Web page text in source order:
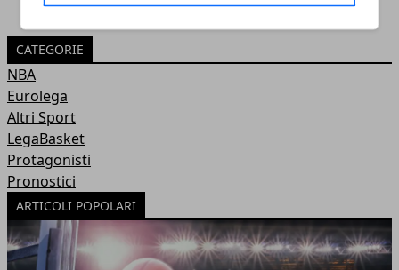
CATEGORIE
NBA
Eurolega
Altri Sport
LegaBasket
Protagonisti
Pronostici
ARTICOLI POPOLARI